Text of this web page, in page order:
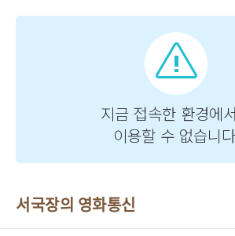
서국장의 영화통신